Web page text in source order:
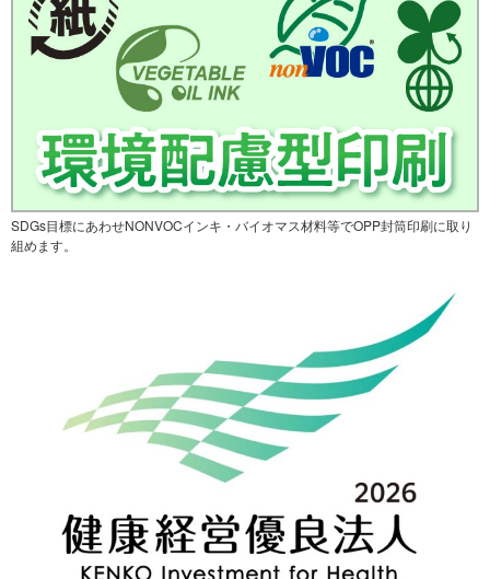
SDGs目標にあわせNONVOCインキ・バイオマス材料等でOPP封筒印刷に取り
組めます。